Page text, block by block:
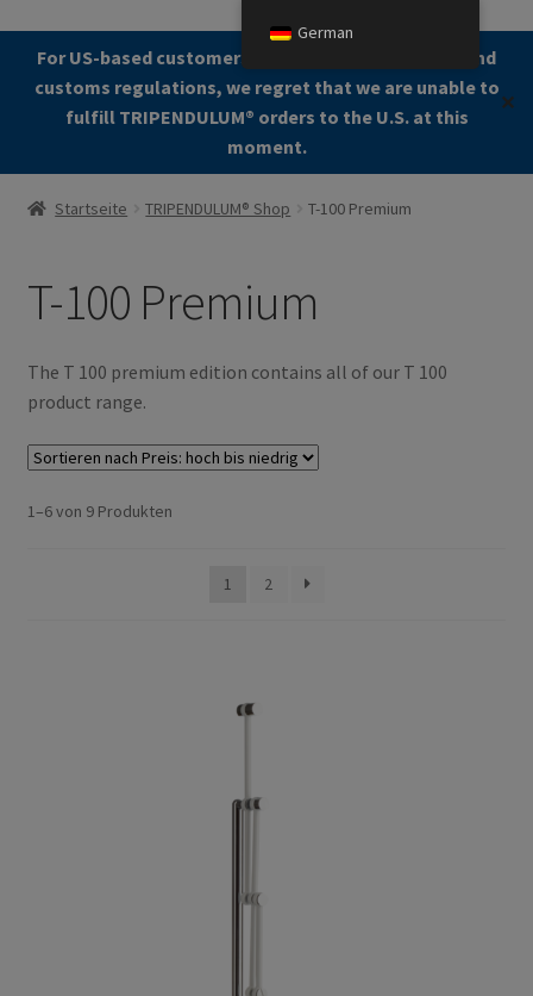
For US-based customers: Due to current shipping and
customs regulations, we regret that we are unable to
fulfill TRIPENDULUM®️ orders to the U.S. at this
moment.
✕
Menü
Start
Allgemeine Geschäftsbedingungen (AGB)
Zur Kasse gehen
Startseite TRIPENDULUM® Shop T-100 Premium
T-100 Premium
The T 100 premium edition contains all of our T 100
product range.
1–6 von 9 ProduktenNach
absteigend
1 2
German